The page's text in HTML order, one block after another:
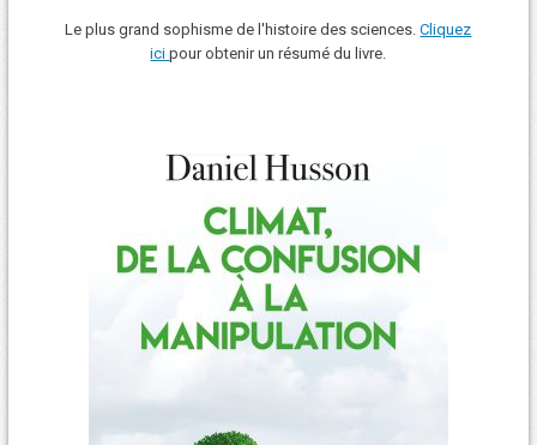
Le plus grand sophisme de l'histoire des sciences.Cliquez
icipour obtenir un résumé du livre.